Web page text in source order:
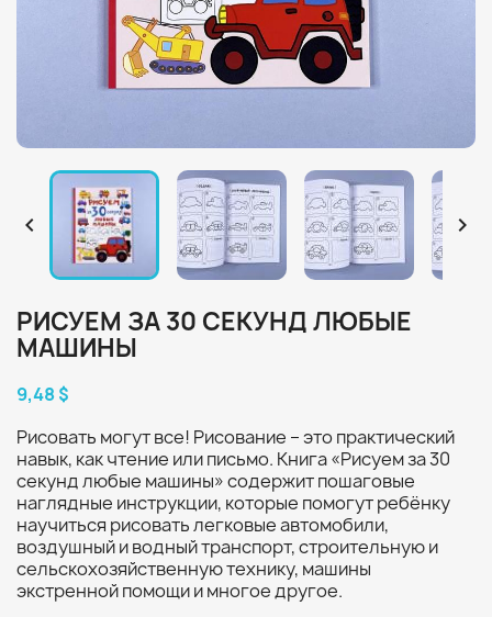
 
РИСУЕМ ЗА 30 СЕКУНД ЛЮБЫЕ
МАШИНЫ
9,48 $
Рисовать могут все! Рисование – это практический
навык, как чтение или письмо. Книга «Рисуем за 30
секунд любые машины» содержит пошаговые
наглядные инструкции, которые помогут ребёнку
научиться рисовать легковые автомобили,
воздушный и водный транспорт, строительную и
сельскохозяйственную технику, машины
экстренной помощи и многое другое.